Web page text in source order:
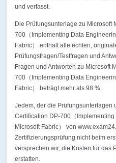
und verfasst.
Die Prüfungsunterlage zu Microsoft
700（Implementing Data
Fabric） enthält alle echten,
Prüfungsfragen/Testfragen und
Fragen und Antworten zu Microsoft
700（Implementing Data
Fabric） beträgt mehr als 98 %.
Jedem, der die Prüfungsunterlagen
Certification DP-700（
Microsoft Fabric） von
Zertifizierungsprüfung nicht beim
versprechen wir, die Kosten für das
erstatten.